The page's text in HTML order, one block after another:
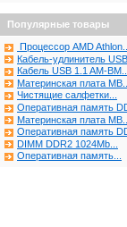
Популярные товары
Процессор AMD Athlon...
Кабель-удлинитель
Кабель USB 1.1 AM-BM...
Материнская плата MB...
Чистящие салфетки...
Оперативная память
Материнская плата MB...
Оперативная память
DIMM DDR2 1024Mb...
Оперативная память...